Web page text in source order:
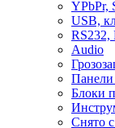
YPbPr,
USB,
RS232,
Audio
Блоки
Снято